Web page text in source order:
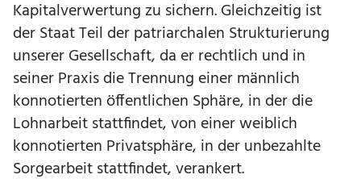
Kapitalverwertung zu sichern. Gleichzeitig ist
der Staat Teil der patriarchalen Strukturierung
unserer Gesellschaft, da er rechtlich und in
seiner Praxis die Trennung einer männlich
konnotierten öffentlichen Sphäre, in der die
Lohnarbeit stattfindet, von einer weiblich
konnotierten Privatsphäre, in der unbezahlte
Sorgearbeit stattfindet, verankert.